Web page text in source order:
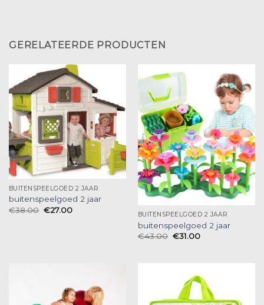
GERELATEERDE PRODUCTEN
BUITENSPEELGOED 2 JAAR
buitenspeelgoed 2 jaar
€38.00 €27.00
BUITENSPEELGOED 2 JAAR
buitenspeelgoed 2 jaar
€43.00 €31.00